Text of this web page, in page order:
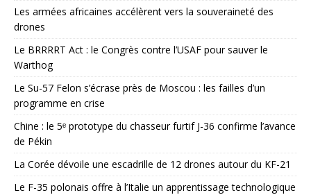
Les armées africaines accélèrent vers la souveraineté des
drones
Le BRRRRT Act : le Congrès contre l’USAF pour sauver le
Warthog
Le Su-57 Felon s’écrase près de Moscou : les failles d’un
programme en crise
Chine : le 5ᵉ prototype du chasseur furtif J-36 confirme l’avance
de Pékin
La Corée dévoile une escadrille de 12 drones autour du KF-21
Le F-35 polonais offre à l’Italie un apprentissage technologique